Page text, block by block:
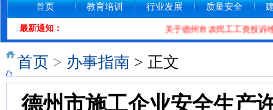
首页 教育培训 行业发展 质量安全
最新通知： 关于德州市农民工工资投诉维权电话
首页 > 办事指南 > 正文
德州市施工企业安全生产